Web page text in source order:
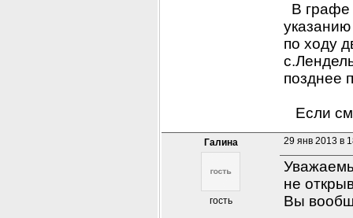
В графе
по ходу
позднее
Если
Галина
гость
29 янв 2013 в
не
Вы